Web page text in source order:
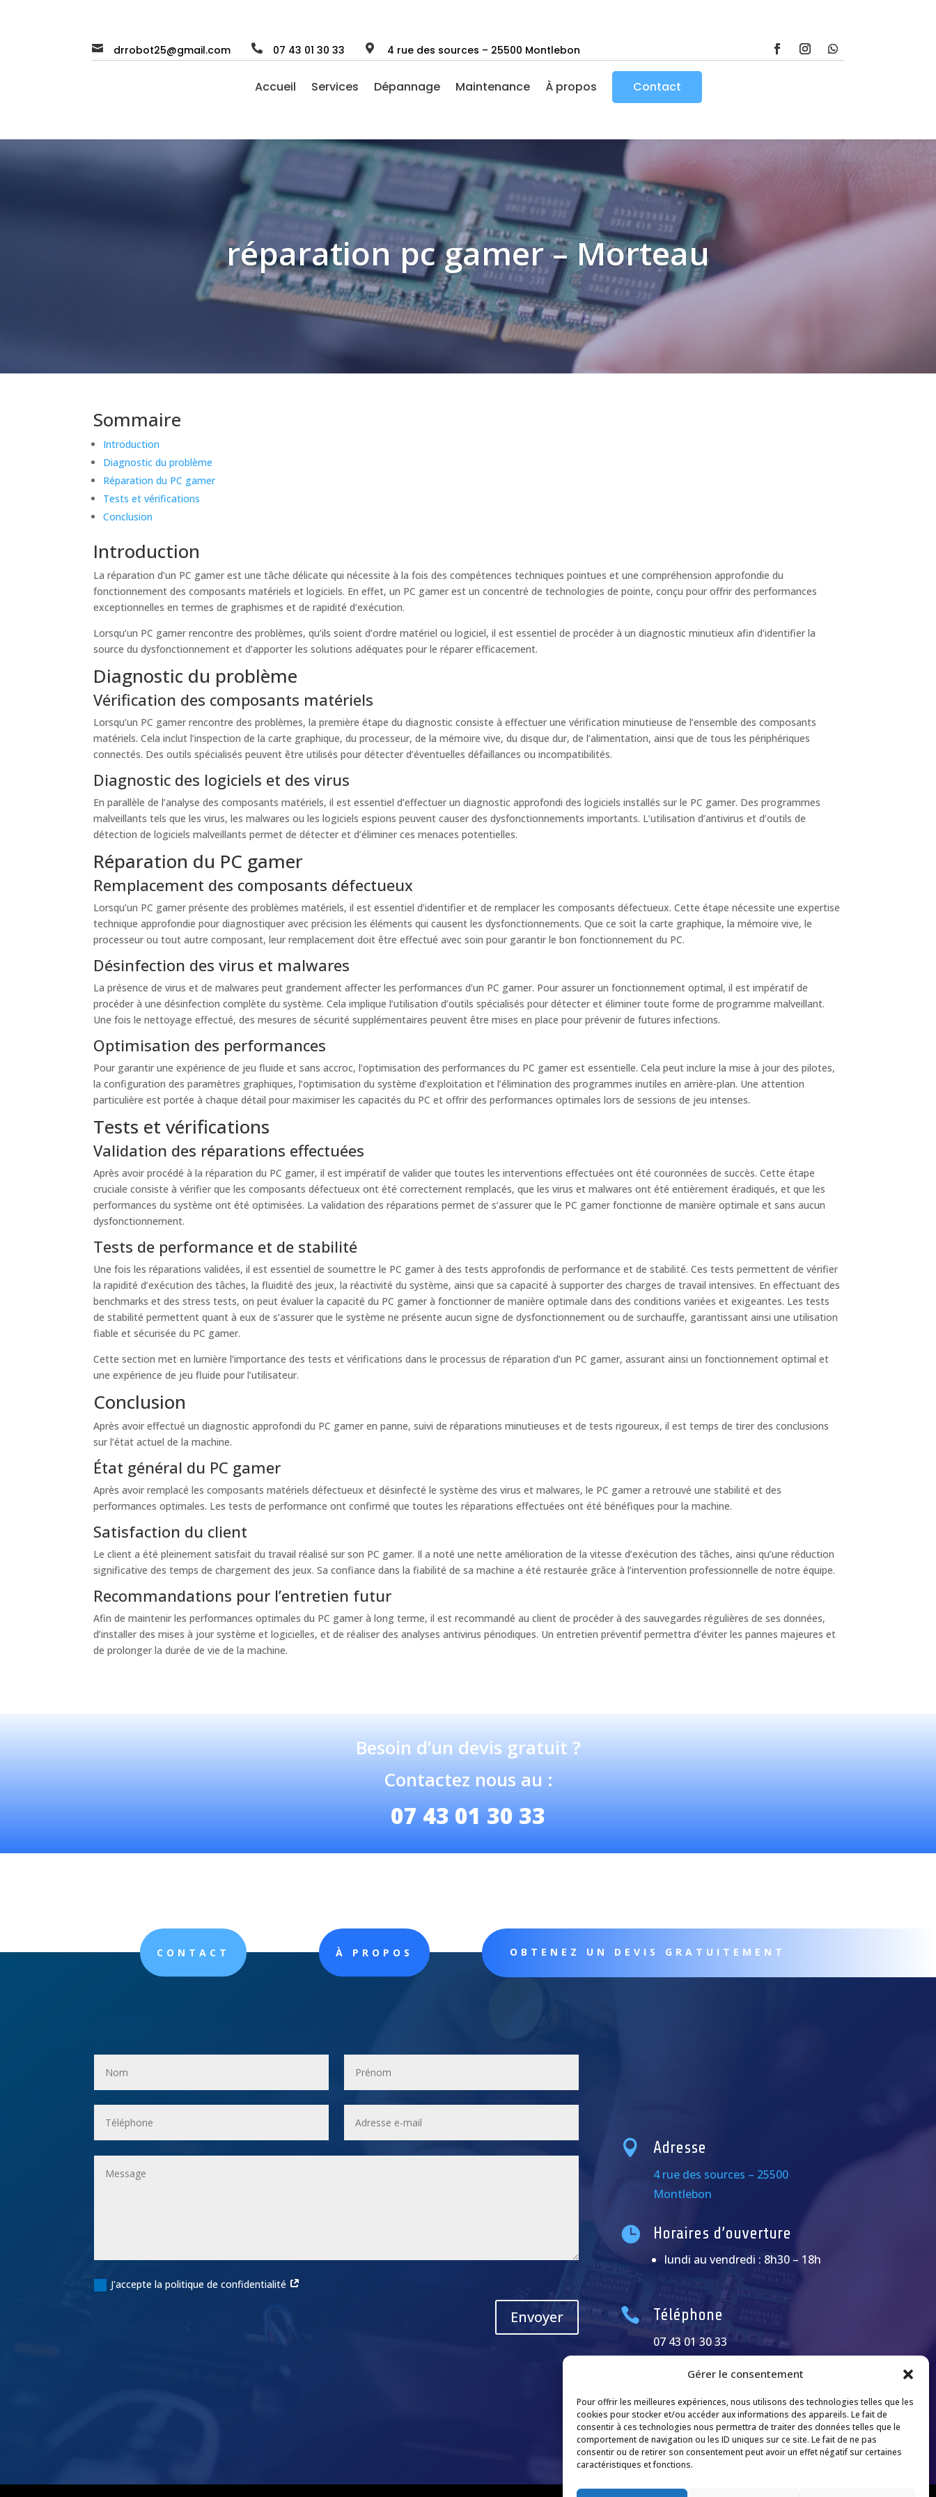
Gérer le consentement
Pour offrir les meilleures expériences, nous utilisons des technologies telles que les
cookies pour stocker et/ou accéder aux informations des appareils. Le fait de
consentir à ces technologies nous permettra de traiter des données telles que le
comportement de navigation ou les ID uniques sur ce site. Le fait de ne pas
consentir ou de retirer son consentement peut avoir un effet négatif sur certaines
caractéristiques et fonctions.
 drrobot25@gmail.com  07 43 01 30 33  4 rue des sources – 25500 Montlebon
Accueil Services Dépannage Maintenance À propos Contact
réparation pc gamer – Morteau
Sommaire
Introduction
Diagnostic du problème
Réparation du PC gamer
Tests et vérifications
Conclusion
Introduction
La réparation d’un PC gamer est une tâche délicate qui nécessite à la fois des compétences techniques pointues et une compréhension approfondie du
fonctionnement des composants matériels et logiciels. En effet, un PC gamer est un concentré de technologies de pointe, conçu pour offrir des performances
exceptionnelles en termes de graphismes et de rapidité d’exécution.
Lorsqu’un PC gamer rencontre des problèmes, qu’ils soient d’ordre matériel ou logiciel, il est essentiel de procéder à un diagnostic minutieux afin d’identifier la
source du dysfonctionnement et d’apporter les solutions adéquates pour le réparer efficacement.
Diagnostic du problème
Vérification des composants matériels
Lorsqu’un PC gamer rencontre des problèmes, la première étape du diagnostic consiste à effectuer une vérification minutieuse de l’ensemble des composants
matériels. Cela inclut l’inspection de la carte graphique, du processeur, de la mémoire vive, du disque dur, de l’alimentation, ainsi que de tous les périphériques
connectés. Des outils spécialisés peuvent être utilisés pour détecter d’éventuelles défaillances ou incompatibilités.
Diagnostic des logiciels et des virus
En parallèle de l’analyse des composants matériels, il est essentiel d’effectuer un diagnostic approfondi des logiciels installés sur le PC gamer. Des programmes
malveillants tels que les virus, les malwares ou les logiciels espions peuvent causer des dysfonctionnements importants. L’utilisation d’antivirus et d’outils de
détection de logiciels malveillants permet de détecter et d’éliminer ces menaces potentielles.
Réparation du PC gamer
Remplacement des composants défectueux
Lorsqu’un PC gamer présente des problèmes matériels, il est essentiel d’identifier et de remplacer les composants défectueux. Cette étape nécessite une expertise
technique approfondie pour diagnostiquer avec précision les éléments qui causent les dysfonctionnements. Que ce soit la carte graphique, la mémoire vive, le
processeur ou tout autre composant, leur remplacement doit être effectué avec soin pour garantir le bon fonctionnement du PC.
Désinfection des virus et malwares
La présence de virus et de malwares peut grandement affecter les performances d’un PC gamer. Pour assurer un fonctionnement optimal, il est impératif de
procéder à une désinfection complète du système. Cela implique l’utilisation d’outils spécialisés pour détecter et éliminer toute forme de programme malveillant.
Une fois le nettoyage effectué, des mesures de sécurité supplémentaires peuvent être mises en place pour prévenir de futures infections.
Optimisation des performances
Pour garantir une expérience de jeu fluide et sans accroc, l’optimisation des performances du PC gamer est essentielle. Cela peut inclure la mise à jour des pilotes,
la configuration des paramètres graphiques, l’optimisation du système d’exploitation et l’élimination des programmes inutiles en arrière-plan. Une attention
particulière est portée à chaque détail pour maximiser les capacités du PC et offrir des performances optimales lors de sessions de jeu intenses.
Tests et vérifications
Validation des réparations effectuées
Après avoir procédé à la réparation du PC gamer, il est impératif de valider que toutes les interventions effectuées ont été couronnées de succès. Cette étape
cruciale consiste à vérifier que les composants défectueux ont été correctement remplacés, que les virus et malwares ont été entièrement éradiqués, et que les
performances du système ont été optimisées. La validation des réparations permet de s’assurer que le PC gamer fonctionne de manière optimale et sans aucun
dysfonctionnement.
Tests de performance et de stabilité
Une fois les réparations validées, il est essentiel de soumettre le PC gamer à des tests approfondis de performance et de stabilité. Ces tests permettent de vérifier
la rapidité d’exécution des tâches, la fluidité des jeux, la réactivité du système, ainsi que sa capacité à supporter des charges de travail intensives. En effectuant des
benchmarks et des stress tests, on peut évaluer la capacité du PC gamer à fonctionner de manière optimale dans des conditions variées et exigeantes. Les tests
de stabilité permettent quant à eux de s’assurer que le système ne présente aucun signe de dysfonctionnement ou de surchauffe, garantissant ainsi une utilisation
fiable et sécurisée du PC gamer.
Cette section met en lumière l’importance des tests et vérifications dans le processus de réparation d’un PC gamer, assurant ainsi un fonctionnement optimal et
une expérience de jeu fluide pour l’utilisateur.
Conclusion
Après avoir effectué un diagnostic approfondi du PC gamer en panne, suivi de réparations minutieuses et de tests rigoureux, il est temps de tirer des conclusions
sur l’état actuel de la machine.
État général du PC gamer
Après avoir remplacé les composants matériels défectueux et désinfecté le système des virus et malwares, le PC gamer a retrouvé une stabilité et des
performances optimales. Les tests de performance ont confirmé que toutes les réparations effectuées ont été bénéfiques pour la machine.
Satisfaction du client
Le client a été pleinement satisfait du travail réalisé sur son PC gamer. Il a noté une nette amélioration de la vitesse d’exécution des tâches, ainsi qu’une réduction
significative des temps de chargement des jeux. Sa confiance dans la fiabilité de sa machine a été restaurée grâce à l’intervention professionnelle de notre équipe.
Recommandations pour l’entretien futur
Afin de maintenir les performances optimales du PC gamer à long terme, il est recommandé au client de procéder à des sauvegardes régulières de ses données,
d’installer des mises à jour système et logicielles, et de réaliser des analyses antivirus périodiques. Un entretien préventif permettra d’éviter les pannes majeures et
de prolonger la durée de vie de la machine.
Besoin d’un devis gratuit ?
Contactez nous au :
07 43 01 30 33
CONTACT À PROPOS OBTENEZ UN DEVIS GRATUITEMENT
J'accepte la politique de confidentialité
Envoyer
 Adresse
4 rue des sources – 25500
Montlebon
 Horaires d’ouverture
lundi au vendredi : 8h30 – 18h
 Téléphone
07 43 01 30 33